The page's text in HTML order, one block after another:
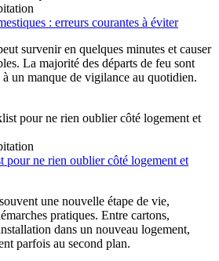
: erreurs courantes à éviter
survenir en quelques minutes et causer
La majorité des départs de feu sont
un manque de vigilance au quotidien.
pour ne rien oublier côté logement et
une nouvelle étape de vie,
pratiques. Entre cartons,
dans un nouveau logement,
parfois au second plan.